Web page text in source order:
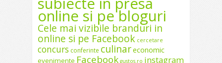
online si pe bloguri
Cele mai vizibile branduri in
online si pe Facebook cercetare
concurs conferinte culinareconomic
evenimente Facebook gustos.ro instagram